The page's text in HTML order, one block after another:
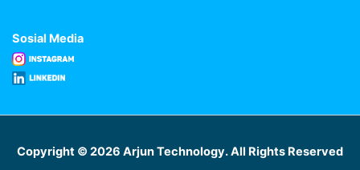
Sosial Media
Copyright © 2026 Arjun Technology. All Rights Reserved